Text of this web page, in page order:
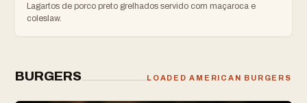
Lagartos de porco preto grelhados servido com maçaroca e
coleslaw.
BURGERS LOADED AMERICAN BURGERS